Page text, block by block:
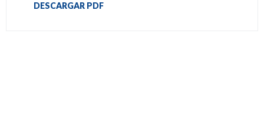
DESCARGAR PDF